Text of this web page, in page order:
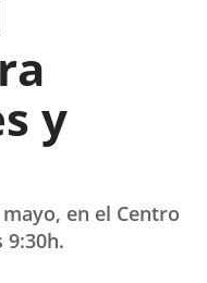
y
en el Centro
9:30h.